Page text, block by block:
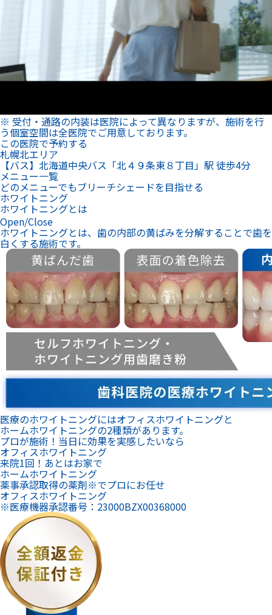
※ 受付・通路の内装は医院によって異なりますが、施術を行
う個室空間は全医院でご用意しております。
この医院で予約する
札幌北エリア
【バス】北海道中央バス「北４９条東８丁目」駅 徒歩4分
メニュー一覧
どのメニューでもブリーチシェードを目指せる
ホワイトニング
ホワイトニングとは
Open/Close
ホワイトニングとは、歯の内部の黄ばみを分解することで歯を
白くする施術です。
医療のホワイトニングにはオフィスホワイトニングと
ホームホワイトニングの2種類があります。
プロが施術！当日に効果を実感したいなら
オフィスホワイトニング
来院1回！あとはお家で
ホームホワイトニング
薬事承認取得の薬剤※でプロにお任せ
オフィスホワイトニング
※医療機器承認番号：23000BZX00368000